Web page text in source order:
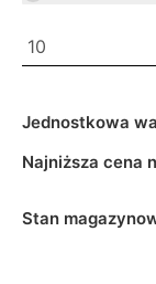
Jednostkowa
Najniższa cena
Stan